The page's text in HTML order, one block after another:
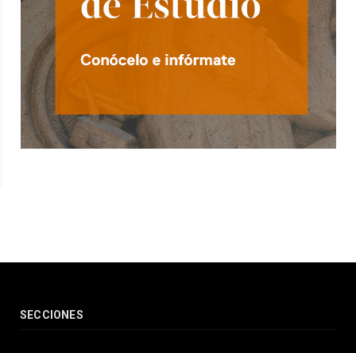
SECCIONES